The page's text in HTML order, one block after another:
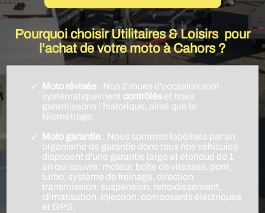
Pourquoi choisir Utilitaires & Loisirs pour
l'achat de votre moto à Cahors ?
Moto révisée : Nos 2 roues d'occasion sont
systématiquement contrôlés et nous
garantissons l’historique, ainsi que le
kilométrage.
Moto garantie : Nous sommes labélisés par un
organisme de garantie donc tous nos véhicules
disposent d'une garantie large et étendue de 1
an qui couvre: moteur, boîte de vitesses, pont,
turbo, système de freinage, direction,
transmission, suspension, refroidissement,
climatisation, injection, composants électriques
et GPS.